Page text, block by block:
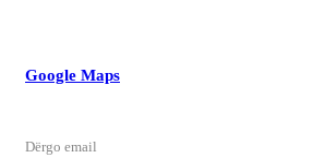
Google Maps
Dërgo email